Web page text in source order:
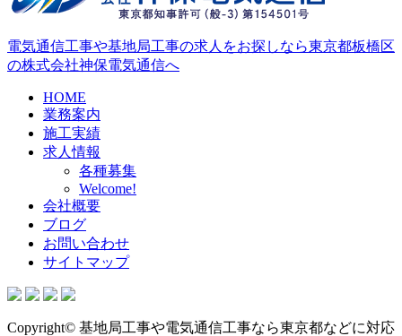
電気通信工事や基地局工事の求人をお探しなら東京都板橋区
の株式会社神保電気通信へ
HOME
業務案内
施工実績
求人情報
各種募集
Welcome!
会社概要
ブログ
お問い合わせ
サイトマップ
Copyright© 基地局工事や電気通信工事なら東京都などに対応